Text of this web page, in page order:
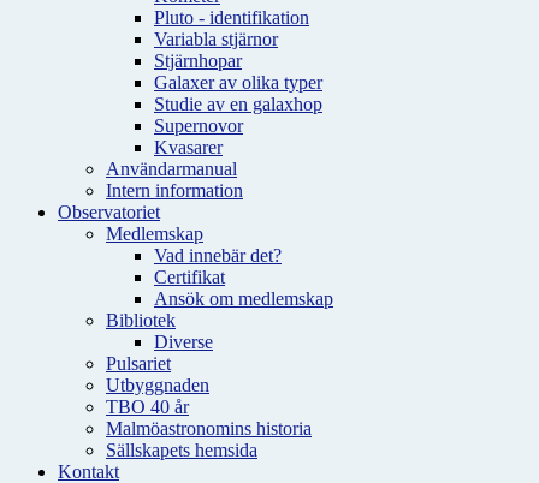
Pluto - identifikation
Variabla stjärnor
Stjärnhopar
Galaxer av olika typer
Studie av en galaxhop
Supernovor
Kvasarer
Användarmanual
Intern information
Observatoriet
Medlemskap
Vad innebär det?
Certifikat
Ansök om medlemskap
Bibliotek
Diverse
Pulsariet
Utbyggnaden
TBO 40 år
Malmöastronomins historia
Sällskapets hemsida
Kontakt